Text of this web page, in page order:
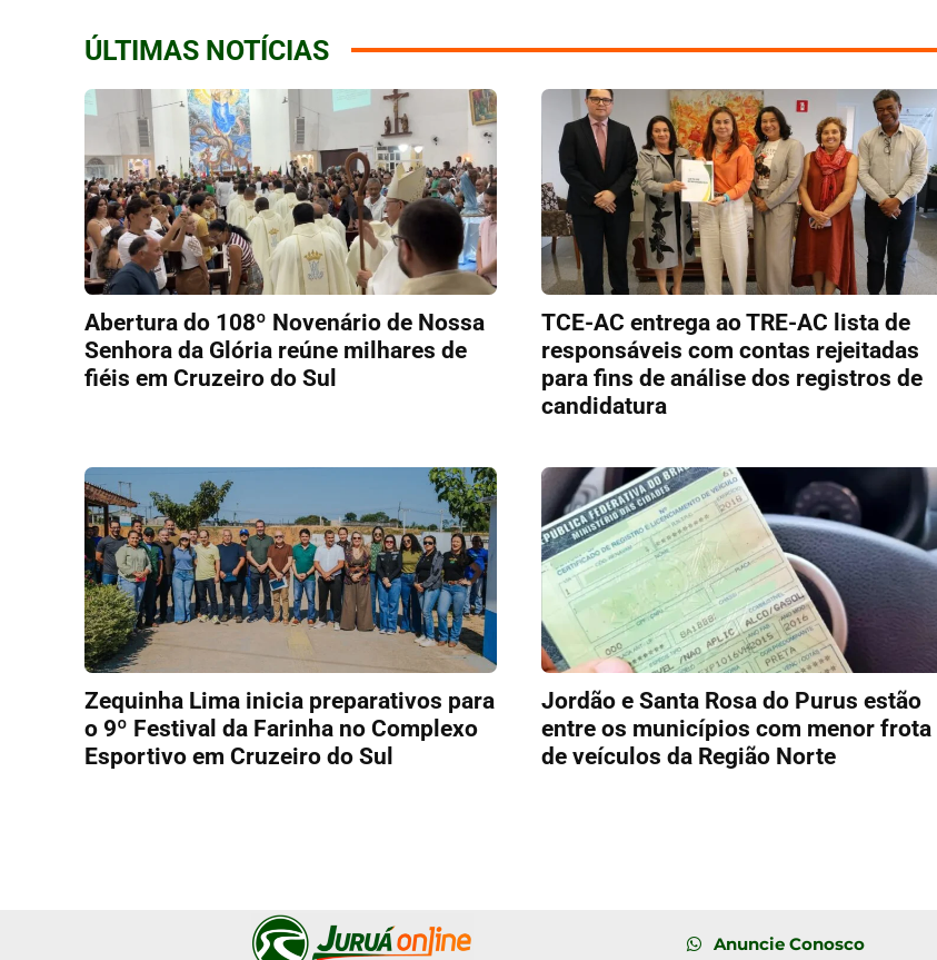
ÚLTIMAS NOTÍCIAS
Abertura do 108º Novenário de Nossa
Senhora da Glória reúne milhares de
fiéis em Cruzeiro do Sul
TCE-AC entrega ao TRE-AC lista de
responsáveis com contas rejeitadas
para fins de análise dos registros de
candidatura
Zequinha Lima inicia preparativos para
o 9º Festival da Farinha no Complexo
Esportivo em Cruzeiro do Sul
Jordão e Santa Rosa do Purus estão
entre os municípios com menor frota
de veículos da Região Norte
Anuncie Conosco